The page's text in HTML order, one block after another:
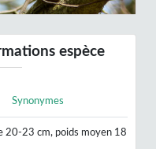
espèce
Synonymes
20-23 cm, poids moyen 18